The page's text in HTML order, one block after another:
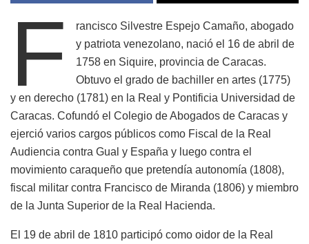
F
rancisco Silvestre Espejo Camaño, abogado
y patriota venezolano, nació el 16 de abril de
1758 en Siquire, provincia de Caracas.
Obtuvo el grado de bachiller en artes (1775)
y en derecho (1781) en la Real y Pontificia Universidad de
Caracas. Cofundó el Colegio de Abogados de Caracas y
ejerció varios cargos públicos como Fiscal de la Real
Audiencia contra Gual y España y luego contra el
movimiento caraqueño que pretendía autonomía (1808),
fiscal militar contra Francisco de Miranda (1806) y miembro
de la Junta Superior de la Real Hacienda.
El 19 de abril de 1810 participó como oidor de la Real